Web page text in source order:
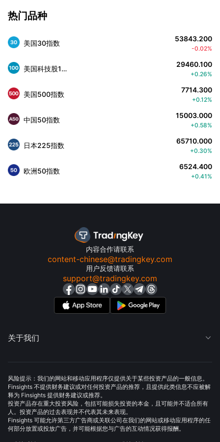
热门品种
美国30指数 53843.200
-0.02%
美国科技股100指数 29460.100
+0.26%
美国500指数 7714.300
+0.12%
中国50指数 15003.000
+0.58%
日本225指数 65710.000
+0.30%
欧洲50指数 6524.400
+0.41%
内容合作请联系
content-chinese@tradingkey.com
用户反馈请联系
support@tradingkey.com
关于我们 
风险提示：我们的网站和移动应用程序仅提供关于某些投资产品的一般信息。
Finsights 不提供财务建议或对任何投资产品的推荐，且提供此类信息不应被解
释为 Finsights 提供财务建议或推荐。
投资产品存在重大投资风险，包括可能损失投资的本金，且可能并不适合所有
人。投资产品的过去表现并不代表其未来表现。
Finsights 可能允许第三方广告商或关联公司在我们的网站或移动应用程序的任
何部分放置或投放广告，并可能根据您与广告的互动情况获得报酬。